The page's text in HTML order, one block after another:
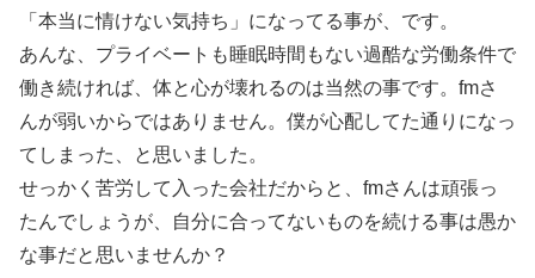
「本当に情けない気持ち」になってる事が、です。
あんな、プライベートも睡眠時間もない過酷な労働条件で
働き続ければ、体と心が壊れるのは当然の事です。fmさ
んが弱いからではありません。僕が心配してた通りになっ
てしまった、と思いました。
せっかく苦労して入った会社だからと、fmさんは頑張っ
たんでしょうが、自分に合ってないものを続ける事は愚か
な事だと思いませんか？